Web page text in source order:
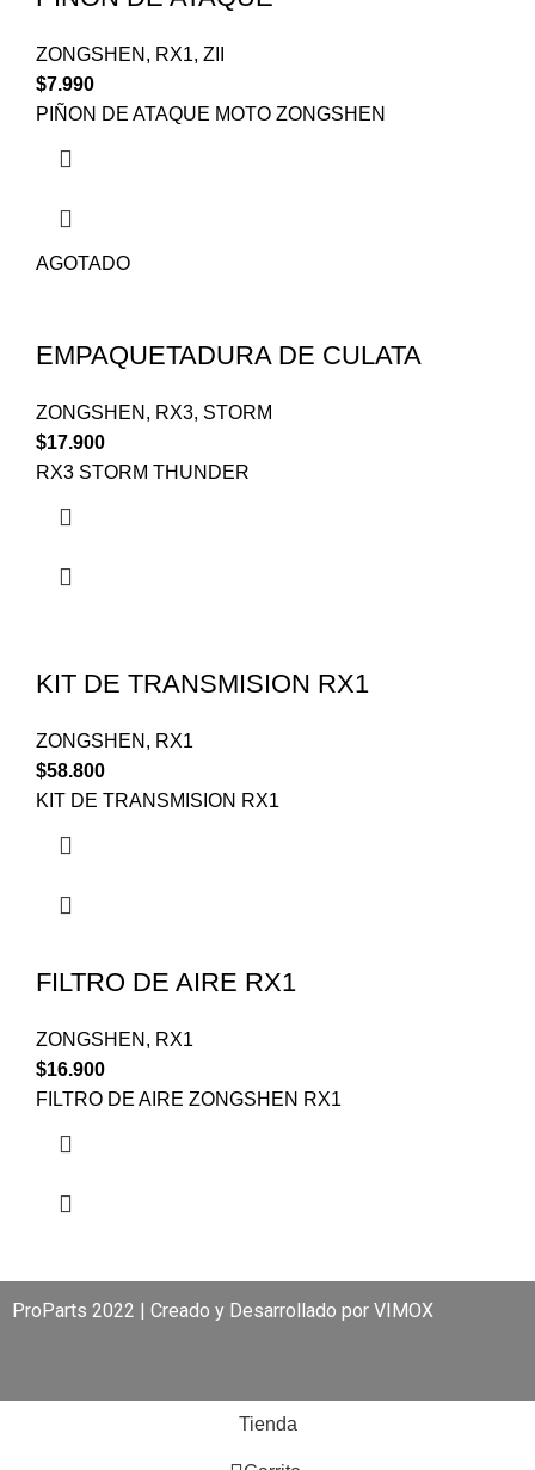
ZONGSHEN , RX1, ZII
$7.990
PIÑON DE ATAQUE MOTO ZONGSHEN
AGOTADO
EMPAQUETADURA DE CULATA
ZONGSHEN , RX3, STORM
$17.900
RX3 STORM THUNDER
KIT DE TRANSMISION RX1
ZONGSHEN , RX1
$58.800
KIT DE TRANSMISION RX1
FILTRO DE AIRE RX1
ZONGSHEN , RX1
$16.900
FILTRO DE AIRE ZONGSHEN RX1
ProParts 2022 | Creado y Desarrollado por VIMOX
Tienda
0